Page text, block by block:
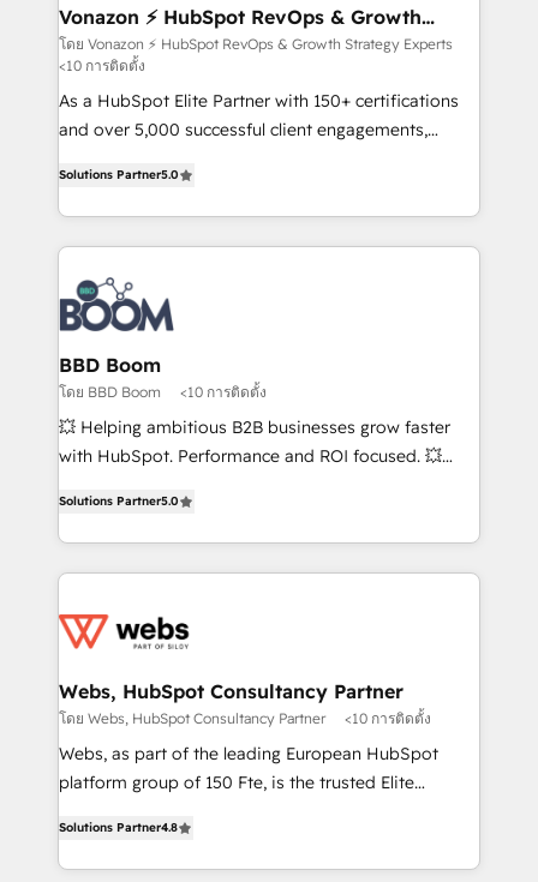
strategies that deliver impactful results. Our mission
is to empower you to unlock HubSpot’s full potential
—faster. Through expert training, unmatched
responsiveness, and ongoing support, we equip
your team to adopt new systems with confidence
customer engagement.
Vonazon ⚡ HubSpot RevOps & Growth
Strategy Experts
โดย Vonazon ⚡ HubSpot RevOps & Growth Strategy Experts
<10 การติดตั้ง
As a HubSpot Elite Partner with 150+ certifications
and over 5,000 successful client engagements,
measurable, scalable growth. From onboarding to
enterprise-grade campaigns, our in-house team
builds scalable strategies that drive long-term
revenue. ⚙️ HubSpot Integration & Optimization •
Seamless CRM, CMS, and automation setup •
Complex platform migrations and data cleanups •
Custom APIs and third-party integrations 📈 End-to-
End Revenue Acceleration • Lifecycle marketing and
pipeline growth programs • Sales enablement tools
and CRM optimization • Retention strategies with
Execution • 750+ onboardings and 2,000+
implementations • Deep expertise across marketing,
Solutions Partner5.0
BBD Boom
โดย BBD Boom <10 การติดตั้ง
💥 Helping ambitious B2B businesses grow faster
with HubSpot. Performance and ROI focused. 💥
to HubSpot Better. We work with your teams to
solve all your HubSpot challenges and improve user
adoption, sales process and marketing results.
the first time 🔧 Designing and optimising your
and build using HubSpot 🔌 Integrating HubSpot
with other systems 🎓 Training your teams to be
HubSpot pros 📊 Lead generation services using
HubSpot Why us? - SIX HubSpot Accreditations -
CRM, Solutions Architecture, Onboarding , Data
Migration, Custom Integration & Platform
Solutions Partner5.0
Webs, HubSpot Consultancy Partner
โดย Webs, HubSpot Consultancy Partner <10 การติดตั้ง
Webs, as part of the leading European HubSpot
platform group of 150 Fte, is the trusted Elite
maximizing EBITDA and achieving Commercial
Excellence. With our targeted processes, we
Solutions Partner4.8